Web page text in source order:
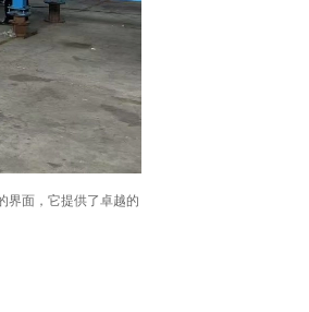
界面，它提供了卓越的